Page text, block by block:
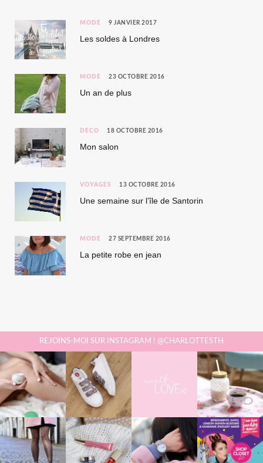
MODE 9 JANVIER 2017
Les soldes à Londres
MODE 23 OCTOBRE 2016
Un an de plus
DÉCO 18 OCTOBRE 2016
Mon salon
VOYAGES 13 OCTOBRE 2016
Une semaine sur l’île de Santorin
MODE 27 SEPTEMBRE 2016
La petite robe en jean
REJOINS-MOI SUR INSTAGRAM ! @CHARLOTTESTH